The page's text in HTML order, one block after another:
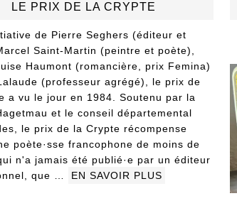
LE PRIX DE LA CRYPTE
de Pierre Seghers (éditeur et
Saint-Martin (peintre et poète),
Haumont (romancière, prix Femina)
(professeur agrégé), le prix de
a vu le jour en 1984. Soutenu par la
et le conseil départemental
le prix de la Crypte récompense
poète·sse francophone de moins de
n'a jamais été publié·e par un éditeur
que …
EN SAVOIR PLUS